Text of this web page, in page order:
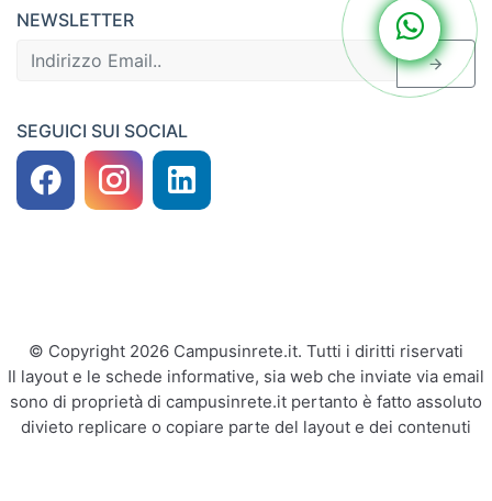
NEWSLETTER
SEGUICI SUI SOCIAL
© Copyright 2026 Campusinrete.it. Tutti i diritti riservati
Il layout e le schede informative, sia web che inviate via email
sono di proprietà di campusinrete.it pertanto è fatto assoluto
divieto replicare o copiare parte del layout e dei contenuti